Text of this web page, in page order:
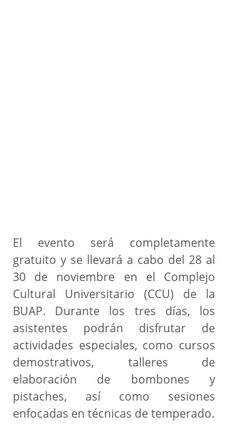
El evento será completamente
gratuito y se llevará a cabo del 28 al
30 de noviembre en el Complejo
Cultural Universitario (CCU) de la
BUAP. Durante los tres días, los
asistentes podrán disfrutar de
actividades especiales, como cursos
demostrativos, talleres de
elaboración de bombones y
pistaches, así como sesiones